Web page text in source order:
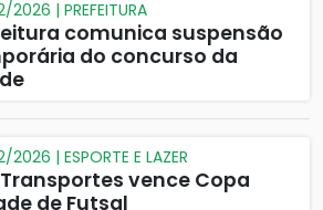
| PREFEITURA
comunica suspensão
do concurso da
| ESPORTE E LAZER
Transportes vence Copa
de Futsal